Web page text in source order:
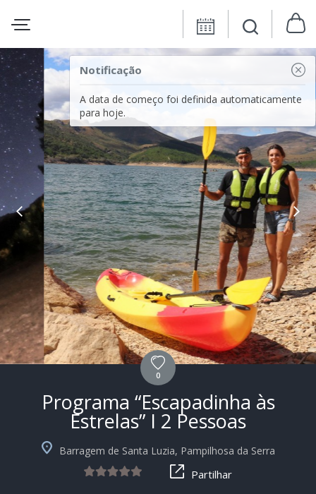
Notificação
A data de começo foi definida automaticamente
para hoje.
0
Programa “Escapadinha às
Estrelas” I 2 Pessoas
Barragem de Santa Luzia, Pampilhosa da Serra
Partilhar